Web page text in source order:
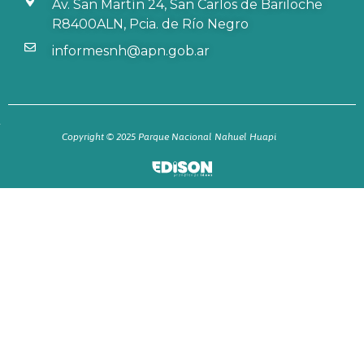
Av. San Martín 24, San Carlos de Bariloche
R8400ALN, Pcia. de Río Negro
informesnh@apn.gob.ar
Copyright © 2025 Parque Nacional Nahuel Huapi